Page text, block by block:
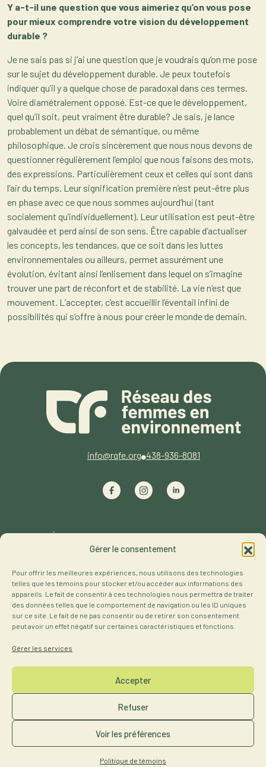
Gérer le consentement
Pour offrir les meilleures expériences, nous utilisons des technologies
telles que les témoins pour stocker et/ou accéder aux informations des
appareils. Le fait de consentir à ces technologies nous permettra de traiter
des données telles que le comportement de navigation ou les ID uniques
sur ce site. Le fait de ne pas consentir ou de retirer son consentement
peut avoir un effet négatif sur certaines caractéristiques et fonctions.
Gérer les services
Accepter
Refuser
Voir les préférences
Politique de témoins
Y a-t-il une question que vous aimeriez qu’on vous pose
pour mieux comprendre votre vision du développement
durable ?
Je ne sais pas si j’ai une question que je voudrais qu’on me pose
sur le sujet du développement durable. Je peux toutefois
indiquer qu’il y a quelque chose de paradoxal dans ces termes.
Voire diamétralement opposé. Est-ce que le développement,
quel qu’il soit, peut vraiment être durable? Je sais, je lance
probablement un débat de sémantique, ou même
philosophique. Je crois sincèrement que nous nous devons de
questionner régulièrement l’emploi que nous faisons des mots,
des expressions. Particulièrement ceux et celles qui sont dans
l’air du temps. Leur signification première n’est peut-être plus
en phase avec ce que nous sommes aujourd’hui (tant
socialement qu’individuellement). Leur utilisation est peut-être
galvaudée et perd ainsi de son sens. Être capable d’actualiser
les concepts, les tendances, que ce soit dans les luttes
environnementales ou ailleurs, permet assurément une
évolution, évitant ainsi l’enlisement dans lequel on s’imagine
trouver une part de réconfort et de stabilité. La vie n’est que
mouvement. L’accepter, c’est accueillir l’éventail infini de
possibilités qui s’offre à nous pour créer le monde de demain.
info@rqfe.org 438-936-8081
À propos
Notre offre
Projets
Activités du réseau
Contact
Devenir membre